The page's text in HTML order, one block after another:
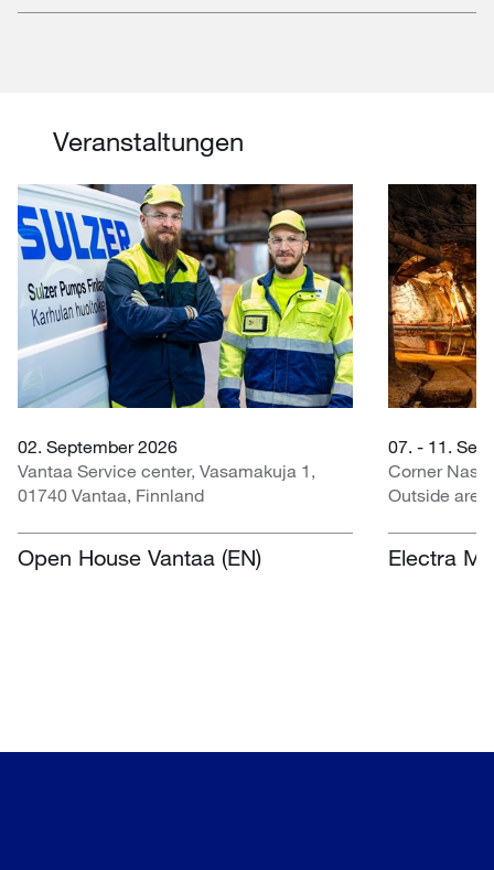
Veranstaltungen
02. September 2026
Vantaa Service center, Vasamakuja 1,
01740 Vantaa, Finnland
Open House Vantaa (EN)
07. - 11.
Corner
Outside area
Electra